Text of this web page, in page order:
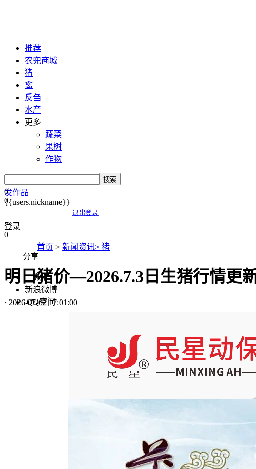
推荐
农兜商城
猪
禽
反刍
水产
更多
蔬菜
果树
作物
搜索
发作品
{{users.nickname}}
退出登录
登录
首页 > 新闻资讯> 猪
0
0
0
分享
微信
新浪微博
QQ空间
明日猪价—2026.7.3日生猪行情更
· 2026-07-02 17:01:00